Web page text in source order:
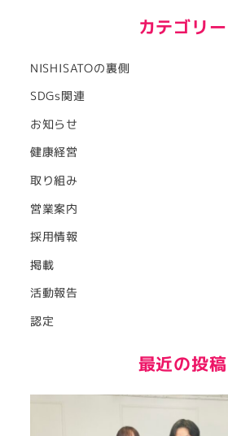
カテゴリー
NISHISATOの裏側
SDGs関連
お知らせ
健康経営
取り組み
営業案内
採用情報
掲載
活動報告
認定
最近の投稿